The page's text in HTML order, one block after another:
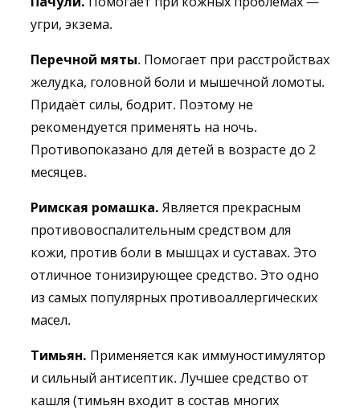
угри, экзема.
Перечной мяты. Помогает при расстройствах
желудка, головной боли и мышечной ломоты.
Придаёт силы, бодрит. Поэтому не
рекомендуется применять на ночь.
Противопоказано для детей в возрасте до 2
месяцев.
Римская ромашка. Является прекрасным
противовоспалительным средством для
кожи, против боли в мышцах и суставах. Это
отличное тонизирующее средство. Это одно
из самых популярных противоаллергических
масел.
Тимьян. Применяется как иммуностимулятор
и сильный антисептик. Лучшее средство от
кашля (тимьян входит в состав многих